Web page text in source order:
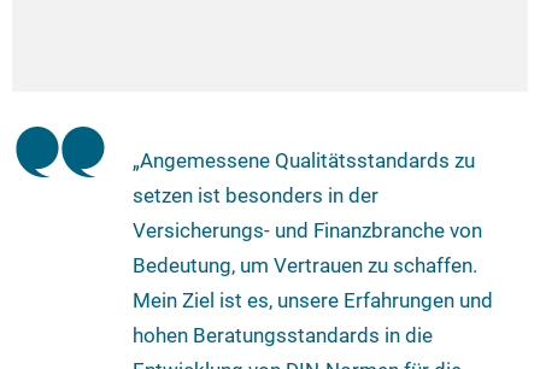
„Angemessene Qualitätsstandards zu
setzen ist besonders in der
Versicherungs- und Finanzbranche von
Bedeutung, um Vertrauen zu schaffen.
Mein Ziel ist es, unsere Erfahrungen und
hohen Beratungsstandards in die